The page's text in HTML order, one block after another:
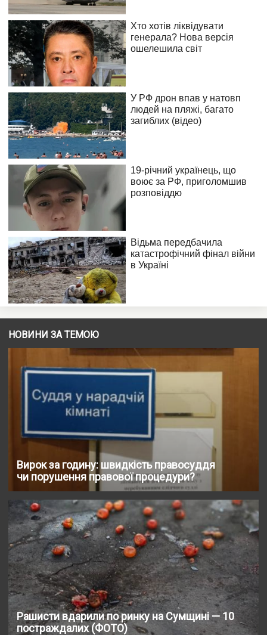
НОВИНИ ЗА ТЕМОЮ
Вирок за годину: швидкість правосуддя
чи порушення правової процедури?
Рашисти вдарили по ринку на Сумщині — 10
постраждалих (ФОТО)